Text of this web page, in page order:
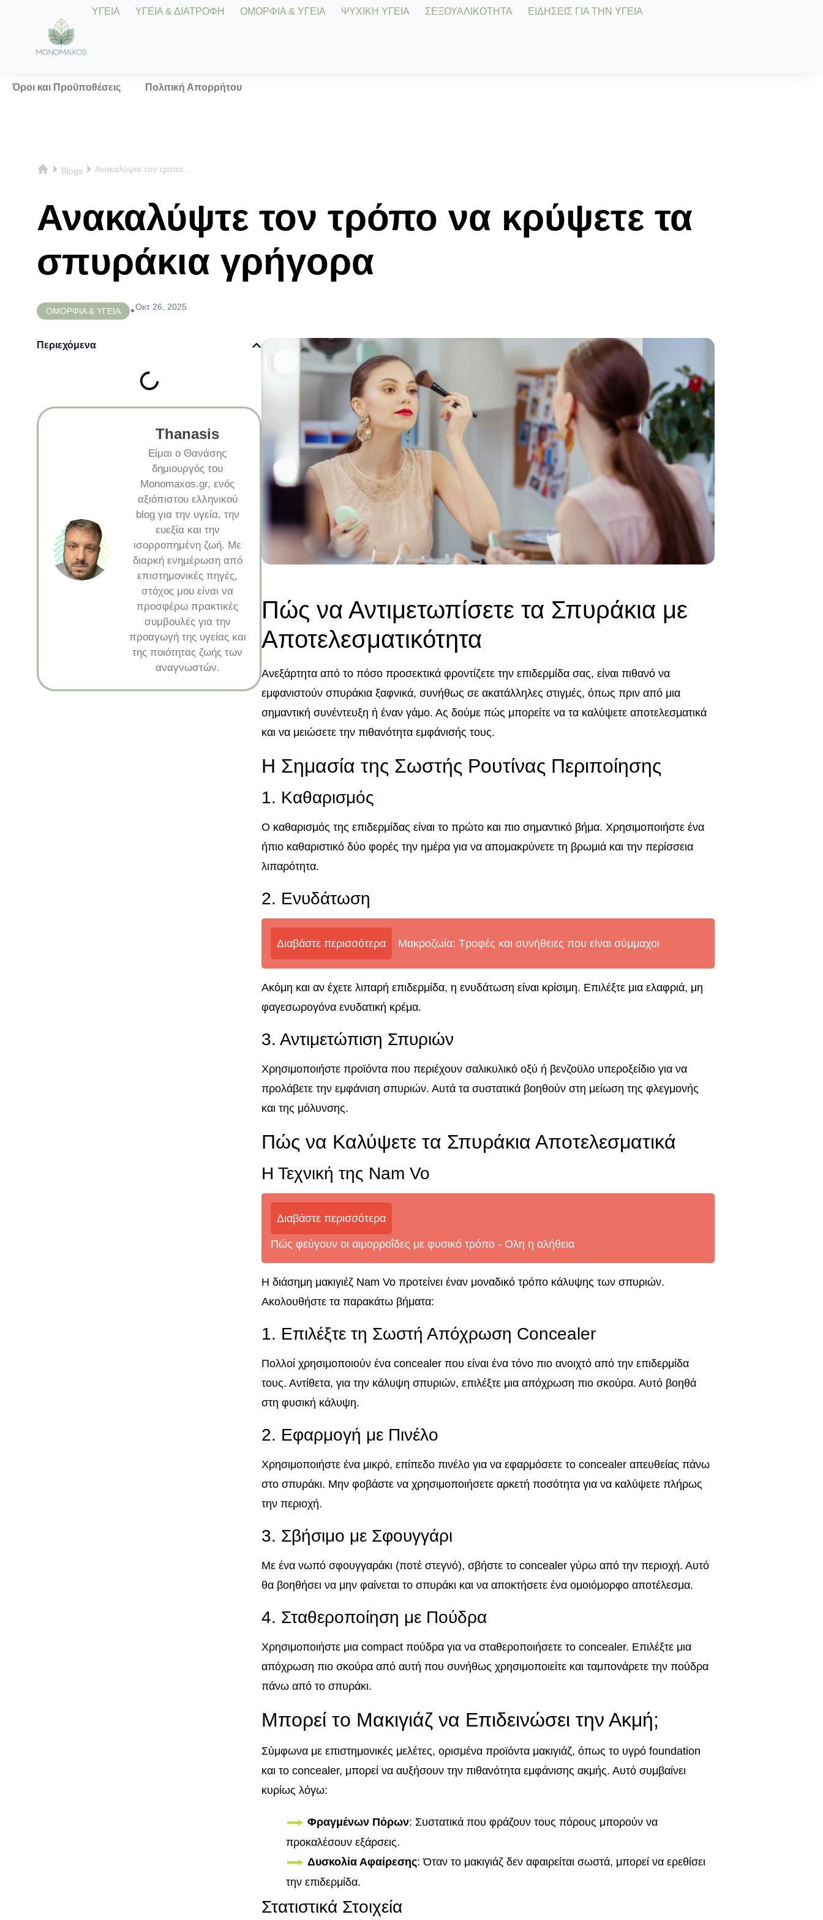
ΥΓΕΙΑ ΥΓΕΙΑ & ΔΙΑΤΡΟΦΗ ΟΜΟΡΦΙΑ & ΥΓΕΙΑ ΨΥΧΙΚΗ ΥΓΕΙΑ ΣΕΞΟΥΑΛΙΚΟΤΗΤΑ ΕΙΔΗΣΕΙΣ ΓΙΑ ΤΗΝ ΥΓΕΙΑ
Όροι και Προϋποθέσεις Πολιτική Απορρήτου
Blogs Ανακαλύψτε τον τρόπο...
Ανακαλύψτε τον τρόπο να κρύψετε τα
σπυράκια γρήγορα
ΟΜΟΡΦΙΑ & ΥΓΕΙΑ •Οκτ 26, 2025
Περιεχόμενα
Thanasis
Είμαι ο Θανάσης
δημιουργός του
Monomaxos.gr, ενός
αξιόπιστου ελληνικού
blog για την υγεία, την
ευεξία και την
ισορροπημένη ζωή. Με
διαρκή ενημέρωση από
επιστημονικές πηγές,
στόχος μου είναι να
προσφέρω πρακτικές
συμβουλές για την
προαγωγή της υγείας και
της ποιότητας ζωής των
αναγνωστών.
Πώς να Αντιμετωπίσετε τα Σπυράκια με
Αποτελεσματικότητα
Ανεξάρτητα από το πόσο προσεκτικά φροντίζετε την επιδερμίδα σας, είναι πιθανό να
εμφανιστούν σπυράκια ξαφνικά, συνήθως σε ακατάλληλες στιγμές, όπως πριν από μια
σημαντική συνέντευξη ή έναν γάμο. Ας δούμε πώς μπορείτε να τα καλύψετε αποτελεσματικά
και να μειώσετε την πιθανότητα εμφάνισής τους.
Η Σημασία της Σωστής Ρουτίνας Περιποίησης
1. Καθαρισμός
Ο καθαρισμός της επιδερμίδας είναι το πρώτο και πιο σημαντικό βήμα. Χρησιμοποιήστε ένα
ήπιο καθαριστικό δύο φορές την ημέρα για να απομακρύνετε τη βρωμιά και την περίσσεια
λιπαρότητα.
2. Ενυδάτωση
Διαβάστε περισσότερα Μακροζωία: Τροφές και συνήθειες που είναι σύμμαχοι
Ακόμη και αν έχετε λιπαρή επιδερμίδα, η ενυδάτωση είναι κρίσιμη. Επιλέξτε μια ελαφριά, μη
φαγεσωρογόνα ενυδατική κρέμα.
3. Αντιμετώπιση Σπυριών
Χρησιμοποιήστε προϊόντα που περιέχουν σαλικυλικό οξύ ή βενζοϋλο υπεροξείδιο για να
προλάβετε την εμφάνιση σπυριών. Αυτά τα συστατικά βοηθούν στη μείωση της φλεγμονής
και της μόλυνσης.
Πώς να Καλύψετε τα Σπυράκια Αποτελεσματικά
Η Τεχνική της Nam Vo
Διαβάστε περισσότερα
Πώς φεύγουν οι αιμορροΐδες με φυσικό τρόπο - Oλη η αλήθεια
Η διάσημη μακιγιέζ Nam Vo προτείνει έναν μοναδικό τρόπο κάλυψης των σπυριών.
Ακολουθήστε τα παρακάτω βήματα:
1. Επιλέξτε τη Σωστή Απόχρωση Concealer
Πολλοί χρησιμοποιούν ένα concealer που είναι ένα τόνο πιο ανοιχτό από την επιδερμίδα
τους. Αντίθετα, για την κάλυψη σπυριών, επιλέξτε μια απόχρωση πιο σκούρα. Αυτό βοηθά
στη φυσική κάλυψη.
2. Εφαρμογή με Πινέλο
Χρησιμοποιήστε ένα μικρό, επίπεδο πινέλο για να εφαρμόσετε το concealer απευθείας πάνω
στο σπυράκι. Μην φοβάστε να χρησιμοποιήσετε αρκετή ποσότητα για να καλύψετε πλήρως
την περιοχή.
3. Σβήσιμο με Σφουγγάρι
Με ένα νωπό σφουγγαράκι (ποτέ στεγνό), σβήστε το concealer γύρω από την περιοχή. Αυτό
θα βοηθήσει να μην φαίνεται το σπυράκι και να αποκτήσετε ένα ομοιόμορφο αποτέλεσμα.
4. Σταθεροποίηση με Πούδρα
Χρησιμοποιήστε μια compact πούδρα για να σταθεροποιήσετε το concealer. Επιλέξτε μια
απόχρωση πιο σκούρα από αυτή που συνήθως χρησιμοποιείτε και ταμπονάρετε την πούδρα
πάνω από το σπυράκι.
Μπορεί το Μακιγιάζ να Επιδεινώσει την Ακμή;
Σύμφωνα με επιστημονικές μελέτες, ορισμένα προϊόντα μακιγιάζ, όπως το υγρό foundation
και το concealer, μπορεί να αυξήσουν την πιθανότητα εμφάνισης ακμής. Αυτό συμβαίνει
κυρίως λόγω:
Φραγμένων Πόρων: Συστατικά που φράζουν τους πόρους μπορούν να
προκαλέσουν εξάρσεις.
Δυσκολία Αφαίρεσης: Όταν το μακιγιάζ δεν αφαιρείται σωστά, μπορεί να ερεθίσει
την επιδερμίδα.
Στατιστικά Στοιχεία